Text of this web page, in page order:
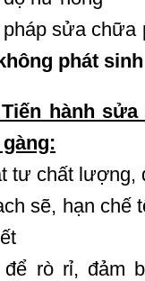
sửa chữa
phát sinh
hành sửa
tư chất lượng,
sẽ, hạn chế
rò rỉ, đảm